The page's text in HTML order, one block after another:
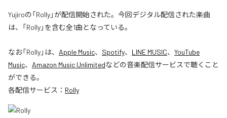
Yujiroの「Rolly」が配信開始された。今回デジタル配信された楽曲
は、「Rolly」を含む全1曲となっている。
なお「Rolly」は、 Apple Music、 Spotify、 LINE MUSIC、 YouTube
Music、 Amazon Music Unlimitedなどの音楽配信サービスで聴くこと
ができる。
各配信サービス： Rolly